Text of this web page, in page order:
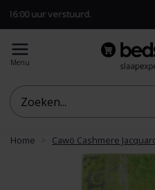
uur verstuurd.
Menu
Home Cawö Cashmere